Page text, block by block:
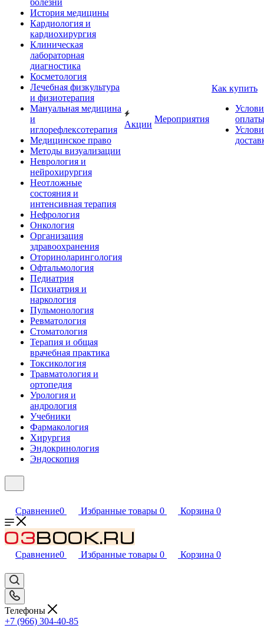
болезни
История медицины
Кардиология и
кардиохирургия
Клиническая
лабораторная
диагностика
Косметология
Лечебная физкультура
и физиотерапия
Мануальная медицина
и
иглорефлексотерапия
Медицинское право
Методы визуализации
Неврология и
нейрохирургия
Неотложные
состояния и
интенсивная терапия
Нефрология
Онкология
Организация
здравоохранения
Оториноларингология
Офтальмология
Педиатрия
Психиатрия и
наркология
Пульмонология
Ревматология
Стоматология
Терапия и общая
врачебная практика
Токсикология
Травматология и
ортопедия
Урология и
андрология
Учебники
Фармакология
Хирургия
Эндокринология
Эндоскопия
Акции
Мероприятия
Как купить
оплаты
Сравнение0 Избранные товары 0 Корзина 0
Сравнение0 Избранные товары 0 Корзина 0
Телефоны
+7 (966) 304-40-85